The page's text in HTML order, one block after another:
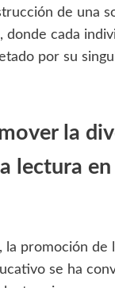
de una
donde cada
por su
la
lectura
la promoción de
se ha